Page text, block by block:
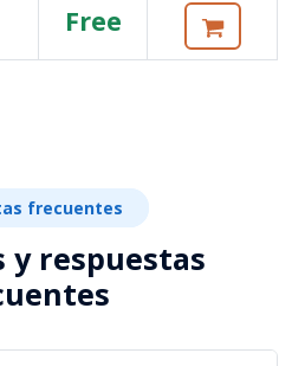
Free
frecuentes
y respuestas